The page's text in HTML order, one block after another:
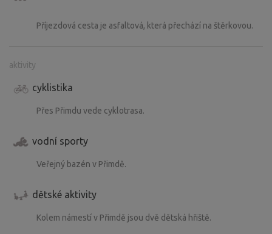
Příjezdová cesta je asfaltová, která přechází na štěrkovou.
aktivity
cyklistika
Přes Přimdu vede cyklotrasa.
vodní sporty
Veřejný bazén v Přimdě.
dětské aktivity
Kolem námestí v Přimdě jsou dvě dětská hřiště.